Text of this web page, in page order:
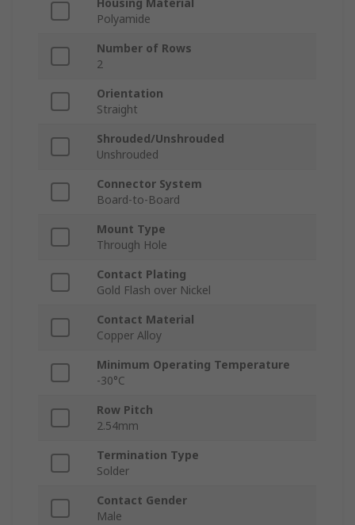
Housing Material
Polyamide
Number of Rows
2
Orientation
Straight
Shrouded/Unshrouded
Unshrouded
Connector System
Board-to-Board
Mount Type
Through Hole
Contact Plating
Gold Flash over Nickel
Contact Material
Copper Alloy
Minimum Operating Temperature
-30°C
Row Pitch
2.54mm
Termination Type
Solder
Contact Gender
Male